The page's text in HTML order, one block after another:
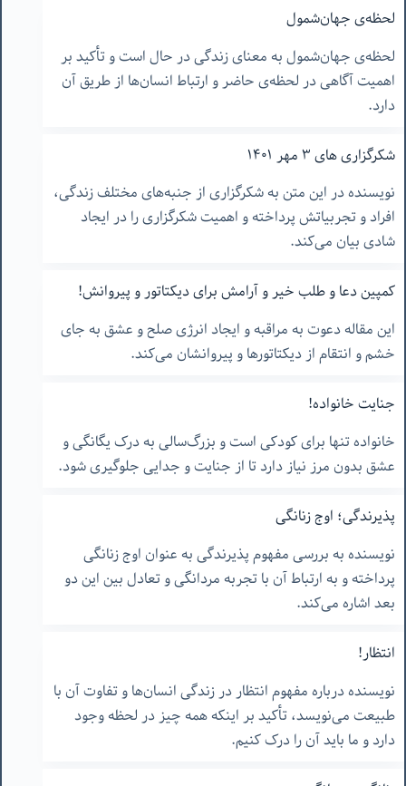
لحظه‌ی جهان‌شمول
لحظه‌ی جهان‌شمول به معنای زندگی در حال است و تأکید بر
اهمیت آگاهی در لحظه‌ی حاضر و ارتباط انسان‌ها از طریق آن
دارد.
شکرگزاری های ٣ مهر ١۴٠١
نویسنده در این متن به شکرگزاری از جنبه‌های مختلف زندگی،
افراد و تجربیاتش پرداخته و اهمیت شکرگزاری را در ایجاد
شادی بیان می‌کند.
کمپین دعا و طلب خیر و آرامش برای دیکتاتور و پیروانش!
این مقاله دعوت به مراقبه و ایجاد انرژی صلح و عشق به جای
خشم و انتقام از دیکتاتورها و پیروانشان می‌کند.
جنایت خانواده!
خانواده تنها برای کودکی است و بزرگ‌سالی به درک یگانگی و
عشق بدون مرز نیاز دارد تا از جنایت و جدایی جلوگیری شود.
پذیرندگی؛ اوج زنانگی
نویسنده به بررسی مفهوم پذیرندگی به عنوان اوج زنانگی
پرداخته و به ارتباط آن با تجربه مردانگی و تعادل بین این دو
بعد اشاره می‌کند.
انتظار!
نویسنده درباره مفهوم انتظار در زندگی انسان‌ها و تفاوت آن با
طبیعت می‌نویسد، تأکید بر اینکه همه چیز در لحظه وجود
دارد و ما باید آن را درک کنیم.